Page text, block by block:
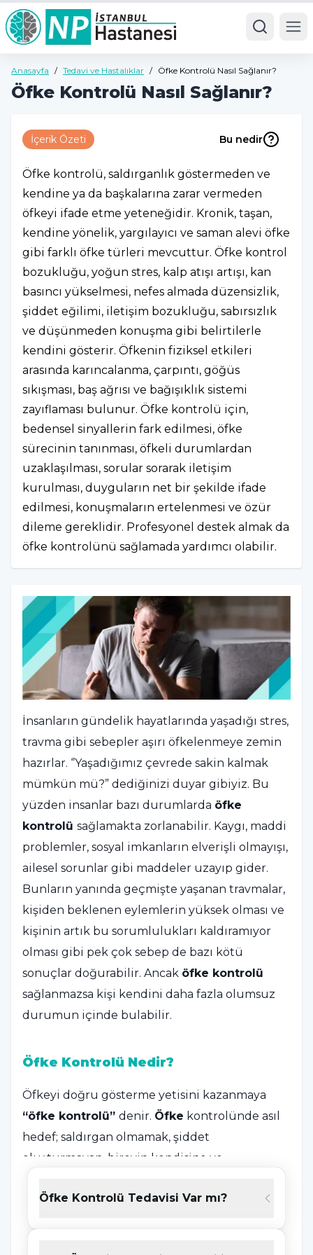
Anasayfa / Tedavi ve Hastalıklar / Öfke Kontrolü Nasıl Sağlanır?
Öfke Kontrolü Nasıl Sağlanır?
İçerik Özeti Bu nedir
Öfke kontrolü, saldırganlık göstermeden ve
kendine ya da başkalarına zarar vermeden
öfkeyi ifade etme yeteneğidir. Kronik, taşan,
kendine yönelik, yargılayıcı ve saman alevi öfke
gibi farklı öfke türleri mevcuttur. Öfke kontrol
bozukluğu, yoğun stres, kalp atışı artışı, kan
basıncı yükselmesi, nefes almada düzensizlik,
şiddet eğilimi, iletişim bozukluğu, sabırsızlık
ve düşünmeden konuşma gibi belirtilerle
kendini gösterir. Öfkenin fiziksel etkileri
arasında karıncalanma, çarpıntı, göğüs
sıkışması, baş ağrısı ve bağışıklık sistemi
zayıflaması bulunur. Öfke kontrolü için,
bedensel sinyallerin fark edilmesi, öfke
sürecinin tanınması, öfkeli durumlardan
uzaklaşılması, sorular sorarak iletişim
kurulması, duyguların net bir şekilde ifade
edilmesi, konuşmaların ertelenmesi ve özür
dileme gereklidir. Profesyonel destek almak da
öfke kontrolünü sağlamada yardımcı olabilir.
İnsanların gündelik hayatlarında yaşadığı stres,
travma gibi sebepler aşırı öfkelenmeye zemin
hazırlar. ‘’Yaşadığımız çevrede sakin kalmak
mümkün mü?” dediğinizi duyar gibiyiz. Bu
yüzden insanlar bazı durumlarda öfke
kontrolü sağlamakta zorlanabilir. Kaygı, maddi
problemler, sosyal imkanların elverişli olmayışı,
ailesel sorunlar gibi maddeler uzayıp gider.
Bunların yanında geçmişte yaşanan travmalar,
kişiden beklenen eylemlerin yüksek olması ve
kişinin artık bu sorumlulukları kaldıramıyor
olması gibi pek çok sebep de bazı kötü
sonuçlar doğurabilir. Ancak öfke kontrolü
sağlanmazsa kişi kendini daha fazla olumsuz
durumun içinde bulabilir.
Öfke Kontrolü Nedir?
Öfkeyi doğru gösterme yetisini kazanmaya
“öfke kontrolü” denir. Öfke kontrolünde asıl
hedef; saldırgan olmamak, şiddet
oluşturmayan, bireyin kendisine ve
vermeyecek biçimde hissettiğini ifade etme
yetisini geliştirmesidir.
Öfke Kontrolü Tedavisi Var mı?